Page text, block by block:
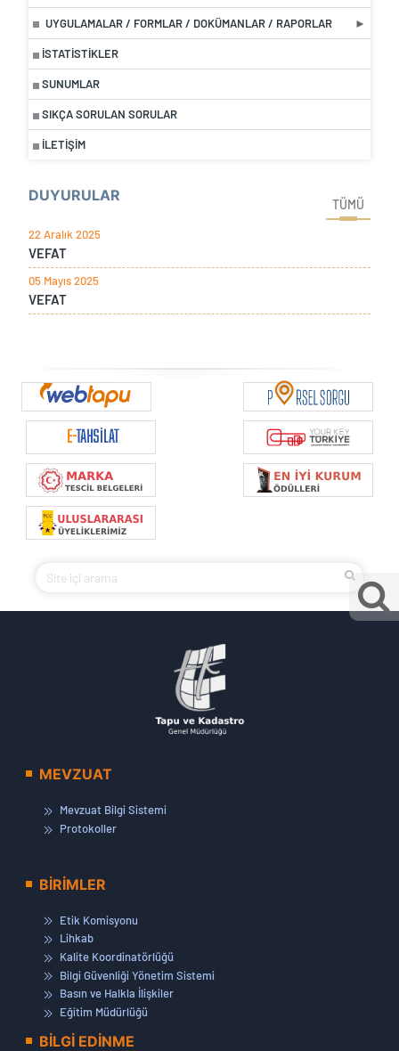
UYGULAMALAR / FORMLAR / DOKÜMANLAR / RAPORLAR
İSTATISTIKLER
SUNUMLAR
SIKÇA SORULAN SORULAR
İLETIŞIM
DUYURULAR
TÜMÜ
22 Aralık 2025
VEFAT
05 Mayıs 2025
VEFAT
MEVZUAT
Mevzuat Bilgi Sistemi
Protokoller
BİRİMLER
Etik Komisyonu
Lihkab
Kalite Koordinatörlüğü
Bilgi Güvenliği Yönetim Sistemi
Basın ve Halkla İlişkiler
Eğitim Müdürlüğü
BİLGİ EDİNME